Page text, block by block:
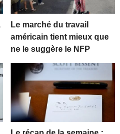
Le marché du travail
américain tient mieux que
ne le suggère le NFP